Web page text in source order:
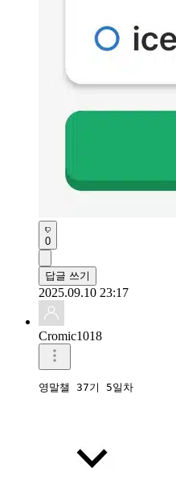
0
답글 쓰기
2025.09.10 23:17
Cromic1018